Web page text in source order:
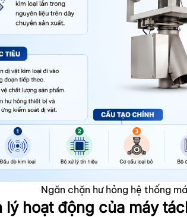
Ngăn chặn hư hỏng hệ thống
lý hoạt động của máy